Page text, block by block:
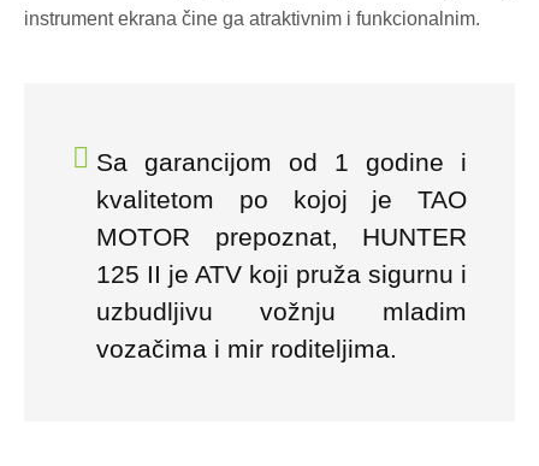
instrument ekrana čine ga atraktivnim i funkcionalnim.
Sa garancijom od 1 godine i
kvalitetom po kojoj je TAO
MOTOR prepoznat, HUNTER
125 II je ATV koji pruža sigurnu i
uzbudljivu vožnju mladim
vozačima i mir roditeljima.